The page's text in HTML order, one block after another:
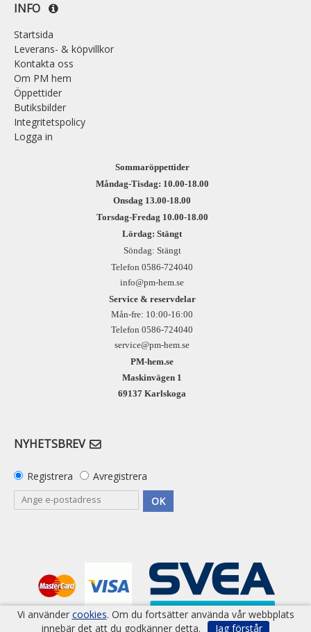
Vi använder cookies. Om du fortsätter använda vår webbplats
innebär det att du godkänner detta.
Jag förstår
INFO
Startsida
Leverans- & köpvillkor
Kontakta oss
Om PM hem
Öppettider
Butiksbilder
Integritetspolicy
Logga in
Sommaröppettider
Måndag-Tisdag: 10.00-18.00
Onsdag 13.00-18.00
Torsdag-Fredag 10.00-18.00
Lördag: Stängt
Söndag: Stängt
Telefon 0586-724040
info@pm-hem.se
Service & reservdelar
Mån-fre: 10:00-16:00
Telefon 0586-724040
service@pm-hem.se
PM-hem.se
Maskinvägen 1
69137 Karlskoga
NYHETSBREV
Registrera
Avregistrera
OK